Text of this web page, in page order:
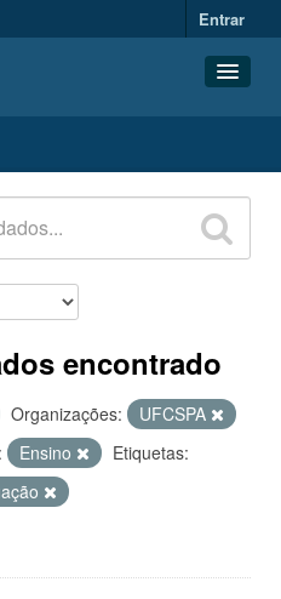
Entrar
encontrado
Organizações:
UFCSPA
Ensino
Etiquetas: